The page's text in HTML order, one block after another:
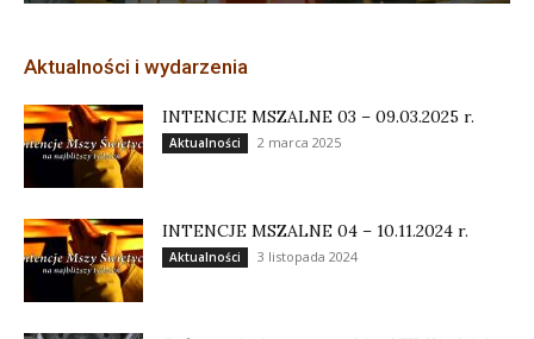
Aktualności i wydarzenia
INTENCJE MSZALNE 03 – 09.03.2025 r.
Aktualności 2 marca 2025
INTENCJE MSZALNE 04 – 10.11.2024 r.
Aktualności 3 listopada 2024